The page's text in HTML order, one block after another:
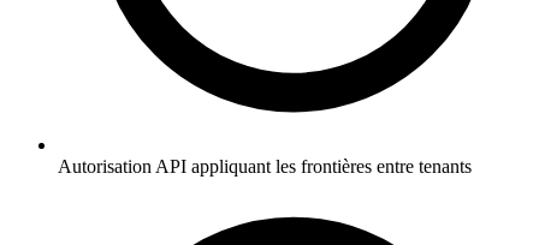
Autorisation API appliquant les frontières entre tenants